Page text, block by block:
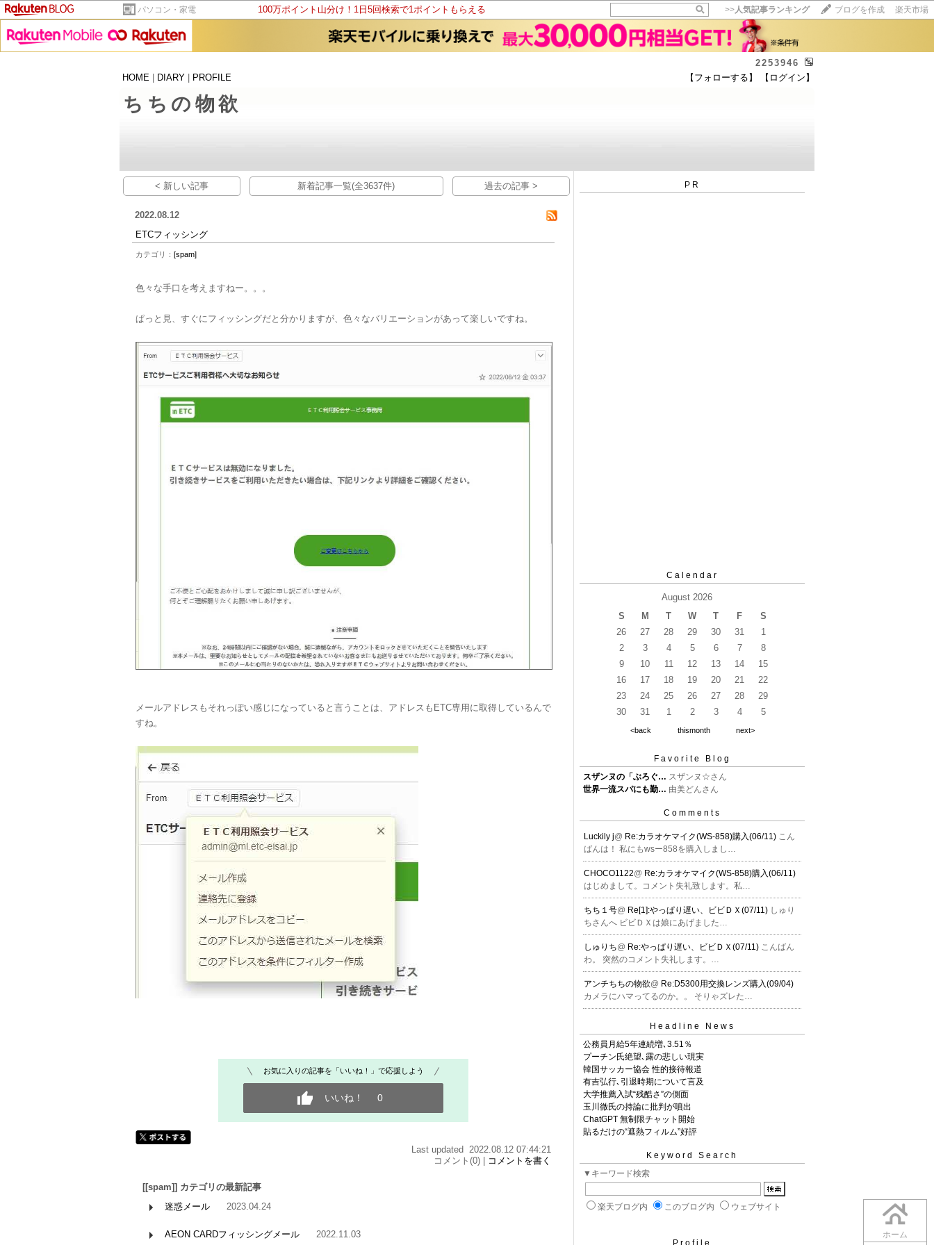
パソコン・家電 100万ポイント山分け！1日5回検索で1ポイントもらえる >>人気記事ランキング ブログを作成 楽天市場
2253946
HOME
DIARY PROFILE 【フォローする】 【ログイン】
ちちの物欲
ホーム
< 新しい記事 新着記事一覧(全3637件) 過去の記事 >
2022.08.12
ETCフィッシング
カテゴリ：[spam]
色々な手口を考えますねー。。。
ぱっと見、すぐにフィッシングだと分かりますが、色々なバリエーションがあって楽しいですね。
メールアドレスもそれっぽい感じになっていると言うことは、アドレスもETC専用に取得しているんで
すね。
お気に入りの記事を「いいね！」で応援しよう
いいね！ 0
Last updated 2022.08.12 07:44:21
コメント(0) |
コメントを書く
[[spam]] カテゴリの最新記事
迷惑メール
2023.04.24
AEON CARDフィッシングメール 2022.11.03
PR
Calendar
August 2026
S
M T W T F
S
26
27 28 29 30 31
1
2
3 4 5 6 7
8
9
10 11 12 13 14
15
16
17 18 19 20 21
22
23
24 25 26 27 28
29
30
31 1 2 3 4 5
<back thismonth next>
Favorite Blog
スザンヌの「ぶろぐ… スザンヌ☆さん
世界一流スパにも勤… 由美どんさん
Comments
Luckily j@ Re:カラオケマイク(WS-858)購入(06/11) こん
ばんは！ 私にもwsー858を購入しまし…
CHOCO1122@ Re:カラオケマイク(WS-858)購入(06/11)
はじめまして。コメント失礼致します。私…
ちち１号@ Re[1]:やっぱり遅い、ビビＤＸ(07/11) しゅり
ちさんへ ビビＤＸは娘にあげました…
しゅりち@ Re:やっぱり遅い、ビビＤＸ(07/11) こんばん
わ。 突然のコメント失礼します。…
アンチちちの物欲@ Re:D5300用交換レンズ購入(09/04)
カメラにハマってるのか。。 そりゃズレた…
Headline News
公務員月給5年連続増､3.51％
プーチン氏絶望､露の悲しい現実
韓国サッカー協会 性的接待報道
有吉弘行､引退時期について言及
大学推薦入試“残酷さ”の側面
玉川徹氏の持論に批判が噴出
ChatGPT 無制限チャット開始
貼るだけの“遮熱フィルム”好評
Keyword Search
▼キーワード検索
楽天ブログ内 このブログ内 ウェブサイト
Profile